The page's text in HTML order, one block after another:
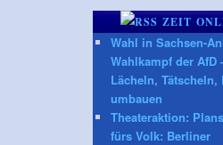
ZEIT
Wahl in Sachsen-
Wahlkampf der AfD
Lächeln, Tätscheln,
umbauen
Theateraktion:
fürs Volk: Berliner